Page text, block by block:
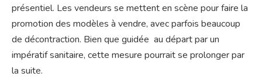
présentiel. Les vendeurs se mettent en scène pour faire la
promotion des modèles à vendre, avec parfois beaucoup
de décontraction. Bien que guidée au départ par un
impératif sanitaire, cette mesure pourrait se prolonger par
la suite.